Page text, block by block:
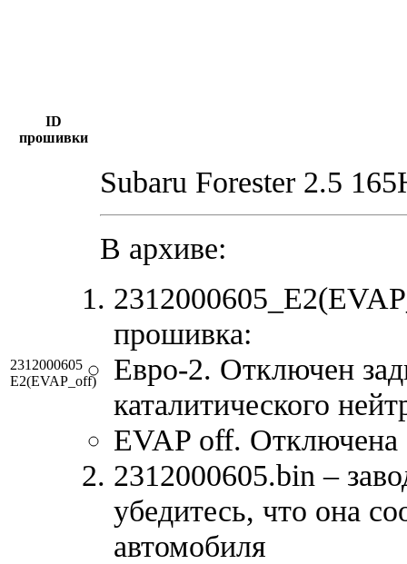
ID
прошивки
2312000605
E2(EVAP_off)
Subaru Forester 2.5
В архиве:
прошивка:
Евро-2. Отключен
каталитического
EVAP off. Отключена
2312000605.bin –
убедитесь, что она
автомобиля